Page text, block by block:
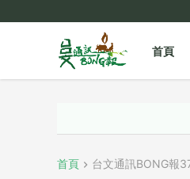
首頁
首頁 台文通訊BONG報